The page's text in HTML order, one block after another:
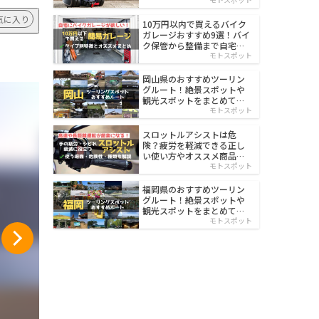
に入り
10万円以内で買えるバイク
ガレージおすすめ9選！バイ
ク保管から整備まで自宅で
モトスポット
岡山県のおすすめツーリン
グルート！絶景スポットや
観光スポットをまとめて紹
モトスポット
スロットルアシストは危
険？疲労を軽減できる正し
い使い方やオススメ商品を
モトスポット
福岡県のおすすめツーリン
グルート！絶景スポットや
観光スポットをまとめて紹
モトスポット